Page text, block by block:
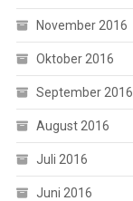
November 2016
Oktober 2016
September 2016
August 2016
Juli 2016
Juni 2016